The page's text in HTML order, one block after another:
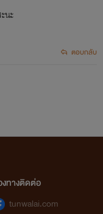
นะ
ตอบกลับ
ทางติดต่อ
tunwalai.com